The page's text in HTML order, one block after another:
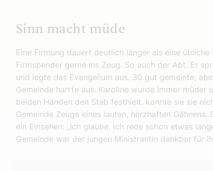
Sinn macht müde
Eine Firmung dauert deutlich länger als eine
Firmspender gerne ins Zeug. So auch der Abt. Er
und legte das Evangelium aus. 30 gut gemeinte,
Gemeinde harrte aus. Karoline wurde immer müder
beiden Händen den Stab festhielt, konnte sie sie
Gemeinde Zeuge eines lauten, herzhaften
ein Einsehen: „Ich glaube, ich rede schon etwas
Gemeinde war der jungen Ministrantin dankbar für